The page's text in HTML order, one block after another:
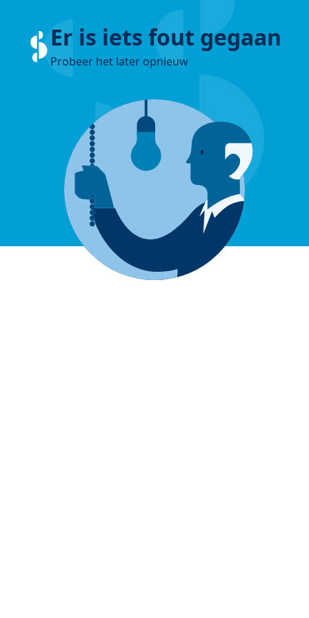
Er is iets fout gegaan
Probeer het later opnieuw